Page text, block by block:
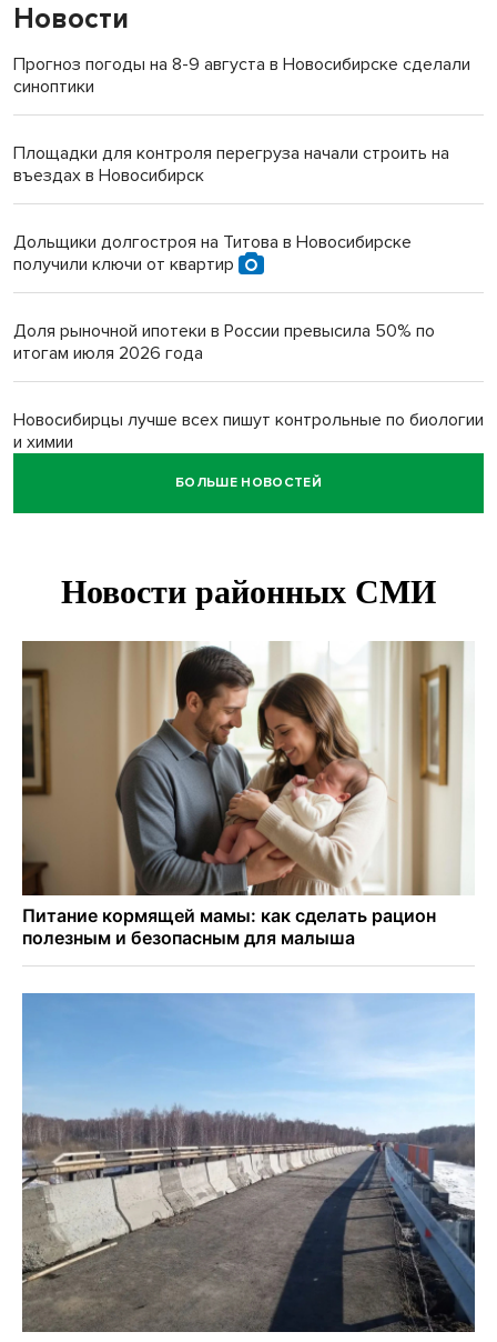
Новости
Прогноз погоды на 8-9 августа в Новосибирске сделали
синоптики
Площадки для контроля перегруза начали строить на
въездах в Новосибирск
Дольщики долгостроя на Титова в Новосибирске
получили ключи от квартир
Доля рыночной ипотеки в России превысила 50% по
итогам июля 2026 года
Новосибирцы лучше всех пишут контрольные по биологии
и химии
Нейросеть для диагностики депрессии в крови создали в
Двум бойцам СВО после минно-взрывной травмы
Персидский ковер «108 шахов» впервые вывезли из музея
Востока в Новосибирск
Актриса из Новосибирска Евгения Туркова сыграла мать
в сериале «Малой»
БОЛЬШЕ НОВОСТЕЙ